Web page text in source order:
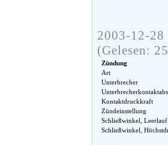
2003-12-
(Gelesen:
Zündung
Art
Unterbrecher
Kontaktdruckkraft
Zündeinstellung
Schließwinkel, Leerlauf
Schließwinkel,